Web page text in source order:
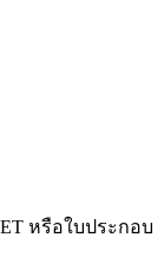
หรือใบประกอบ